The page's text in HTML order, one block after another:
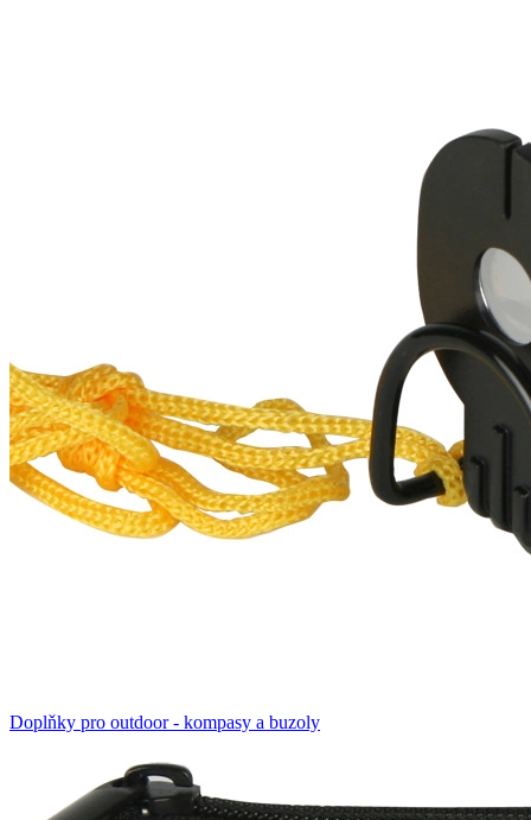
Doplňky pro outdoor - kompasy a buzoly